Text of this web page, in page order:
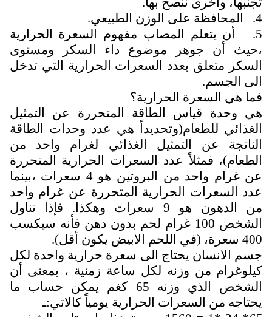
4. المحافظة على الوزن الطبيعي.
5. أن يتعلم المصاب مفهوم السعرة الحرارية
،حيث أن جوهر موضوع داء السكر ومستوى
السكر متعلق بعدد السعرات الحرارية التي تدخل
الى الجسم.
فما هي السعرة الحرارية؟
هي وحدة قياس الطاقة المتحررة عن التمثيل
الغذائي للطعام(وتحديداً هي عدد وحدات الطاقة
الناتجة عن التمثيل الغذائي لغرام واحد من
الطعام)، فمثلاً عدد السعرات الحرارية المتحررة
عن غرام واحد من البروتين هو 4 سعرات ،بينما
عدد السعرات الحرارية المتحررة عن غرام واحد
من الدهون هو 9 سعرات وهكذا. فإذا تناول
الشخص 100 غرام لحم بدون دهن فأنه سيكسب
400 سعرة، (في اللحم الابيض يكون أقل).
جسم الانسان يحتاج الى سعرة حرارية واحدة لكل
كيلوغرام من وزنه لكل ساعة زمنية ، بمعنى أن
الشخص الذي وزنه 65 كغم يمكن حساب ما
يحتاجه من السعرات الحرارية يومياً كالاتي:ـ